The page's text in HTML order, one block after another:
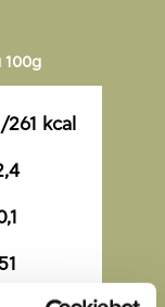
100g
261 kcal
51